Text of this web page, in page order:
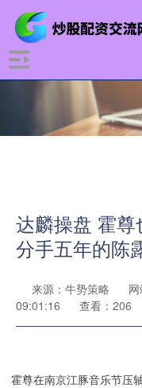
达麟操盘 霍尊
分手五年的陈
来源：牛势策略
09:01:16
查看：206
霍尊在南京江豚音乐节压